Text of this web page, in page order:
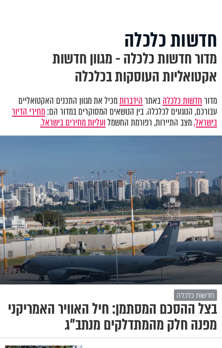
חדשות כלכלה
מדור חדשות כלכלה - מגוון חדשות
אקטואליות העוסקות בכלכלה
מדורחדשות כלכלהבאתרהידברותמכיל את מגוון התכנים האקטואליים
עבורכם, הנוגעים לכלכלה. בין הנושאים המסוקרים במדור הם:מחירי הדיור
בישראל,מצב התיירות, רפורמת החשמלועליות מחירים בישראל.
חדשות כלכלה
בצל ההסכם המסתמן: חיל האוויר האמריקני
מפנה חלק מהמתדלקים מנתב"ג